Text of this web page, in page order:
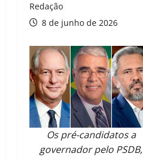
Redação
8 de junho de 2026
Os pré-candidatos a
governador pelo PSDB,